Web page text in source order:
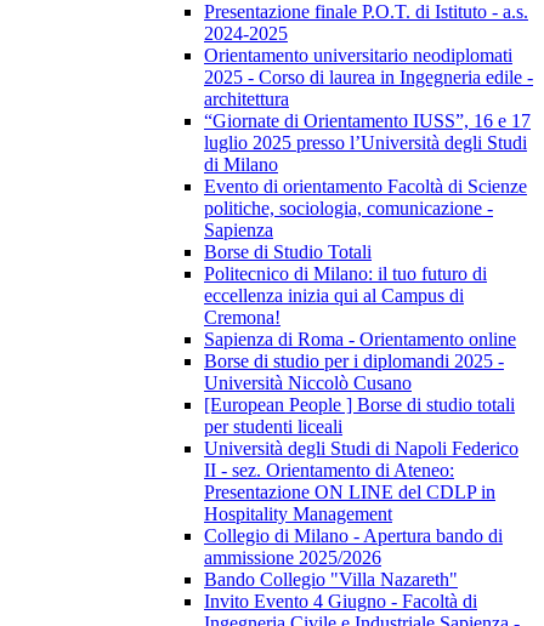
Presentazione finale P.O.T. di Istituto - a.s.
2024-2025
Orientamento universitario neodiplomati
2025 - Corso di laurea in Ingegneria edile -
architettura
“Giornate di Orientamento IUSS”, 16 e 17
luglio 2025 presso l’Università degli Studi
di Milano
Evento di orientamento Facoltà di Scienze
politiche, sociologia, comunicazione -
Sapienza
Borse di Studio Totali
Politecnico di Milano: il tuo futuro di
eccellenza inizia qui al Campus di
Cremona!
Sapienza di Roma - Orientamento online
Borse di studio per i diplomandi 2025 -
Università Niccolò Cusano
[European People ] Borse di studio totali
per studenti liceali
Università degli Studi di Napoli Federico
II - sez. Orientamento di Ateneo:
Presentazione ON LINE del CDLP in
Hospitality Management
Collegio di Milano - Apertura bando di
ammissione 2025/2026
Bando Collegio "Villa Nazareth"
Invito Evento 4 Giugno - Facoltà di